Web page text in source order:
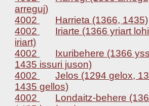
arreguj)
4002
Harrieta (1366, 1435)
4002
Iriarte (1366 yriart
iriart)
4002
Ixuribehere (1366
1435 issuri juson)
4002
Jelos (1294 gelox,
1435 gellos)
4002
Londaitz-behere